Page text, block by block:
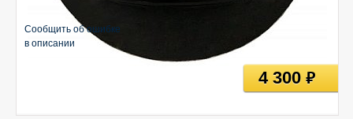
Сообщить об ошибке
в описании
4 300руб